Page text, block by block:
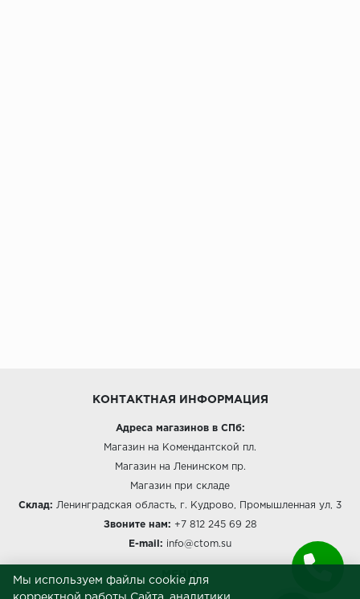
КОНТАКТНАЯ ИНФОРМАЦИЯ
Адреса магазинов в СПб:
Магазин на Комендантской пл.
Магазин на Ленинском пр.
Магазин при складе
Склад: Ленинградская область, г. Кудрово, Промышленная ул, 3
Звоните нам: +7 812 245 69 28
E-mail: info@ctom.su
МЕНЮ
Мы используем файлы cookie для